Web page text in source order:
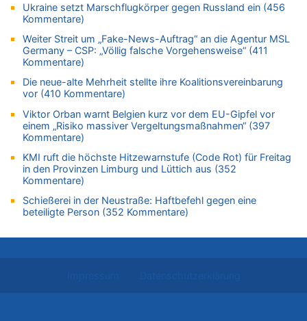
Wie kam es zur Ceuta-Krise?
05.08.2026 - 11:53 von Ostbelgien Direkt zu
Paris 2024: Genau 40 Jahre nach Edgar Cüpper ist wieder ein
Springreiter Fahnenträger der belgischen Olympia-Mannschaft
Zweite Hitzewelle in diesem Sommer ist jetzt amtlich
Es gibt mmer mehr Fälle von Fahrerflucht in Belgien –
Fußgänger und Radfahrer sind die häufigsten Opfer
05.08.2026 - 11:43 von JoKrings zu
Zweite Hitzewelle in diesem Sommer ist jetzt amtlich
05.08.2026 - 11:41 von JoKrings zu
Wie kam es zur Ceuta-Krise?
05.08.2026 - 11:35 von N. A. Klar zu
Ukraine setzt Marschflugkörper gegen Russland ein (456
Kommentare)
Weiter Streit um „Fake-News-Auftrag“ an die Agentur MSL
Germany – CSP: „Völlig falsche Vorgehensweise“ (411
Kommentare)
Die neue-alte Mehrheit stellte ihre Koalitionsvereinbarung
vor (410 Kommentare)
Viktor Orban warnt Belgien kurz vor dem EU-Gipfel vor
einem „Risiko massiver Vergeltungsmaßnahmen“ (397
Kommentare)
KMI ruft die höchste Hitzewarnstufe (Code Rot) für Freitag
in den Provinzen Limburg und Lüttich aus (352
Kommentare)
Schießerei in der Neustraße: Haftbefehl gegen eine
beteiligte Person (352 Kommentare)